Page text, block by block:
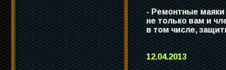
- Ремонтные
не только вам и
в том числе,
12.04.2013